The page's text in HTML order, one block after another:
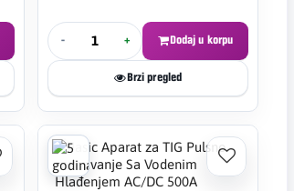
- + Dodaj u korpu
Brzi pregled